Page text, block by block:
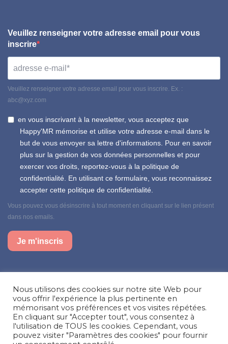
Veuillez renseigner votre adresse email pour vous
inscrire
Veuillez renseigner votre adresse email pour vous inscrire. Ex. :
abc@xyz.com
en vous inscrivant à la newsletter, vous acceptez que
Happy'MR mémorise et utilise votre adresse e-mail dans le
but de vous envoyer sa lettre d'informations. Pour en savoir
plus sur la gestion de vos données personnelles et pour
exercer vos droits, reportez-vous à la politique de
confidentialité. En utilisant ce formulaire, vous reconnaissez
accepter cette politique de confidentialité.
Vous pouvez vous désinscrire à tout moment en cliquant sur le lien présent
dans nos emails.
Je m'inscris
Facebook
Instagram
LinkedIn
Besoin d’aide, une question ?
Nous utilisons des cookies sur notre site Web pour
vous offrir l'expérience la plus pertinente en
mémorisant vos préférences et vos visites répétées.
En cliquant sur "Accepter tout", vous consentez à
l'utilisation de TOUS les cookies. Cependant, vous
pouvez visiter "Paramètres des cookies" pour fournir